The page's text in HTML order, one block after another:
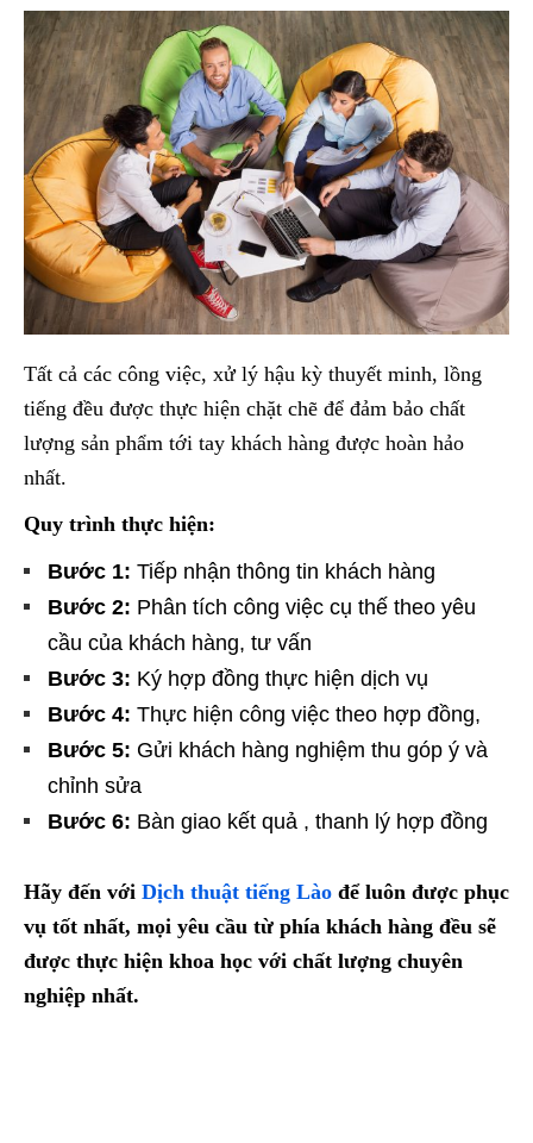
Tất cả các công việc, xử lý hậu kỳ thuyết minh, lồng
tiếng đều được thực hiện chặt chẽ để đảm bảo chất
lượng sản phẩm tới tay khách hàng được hoàn hảo
nhất.
Quy trình thực hiện:
Bước 1: Tiếp nhận thông tin khách hàng
Bước 2: Phân tích công việc cụ thế theo yêu
cầu của khách hàng, tư vấn
Bước 3: Ký hợp đồng thực hiện dịch vụ
Bước 4: Thực hiện công việc theo hợp đồng,
Bước 5: Gửi khách hàng nghiệm thu góp ý và
chỉnh sửa
Bước 6: Bàn giao kết quả , thanh lý hợp đồng
Hãy đến với Dịch thuật tiếng Lào để luôn được phục
vụ tốt nhất, mọi yêu cầu từ phía khách hàng đều sẽ
được thực hiện khoa học với chất lượng chuyên
nghiệp nhất.